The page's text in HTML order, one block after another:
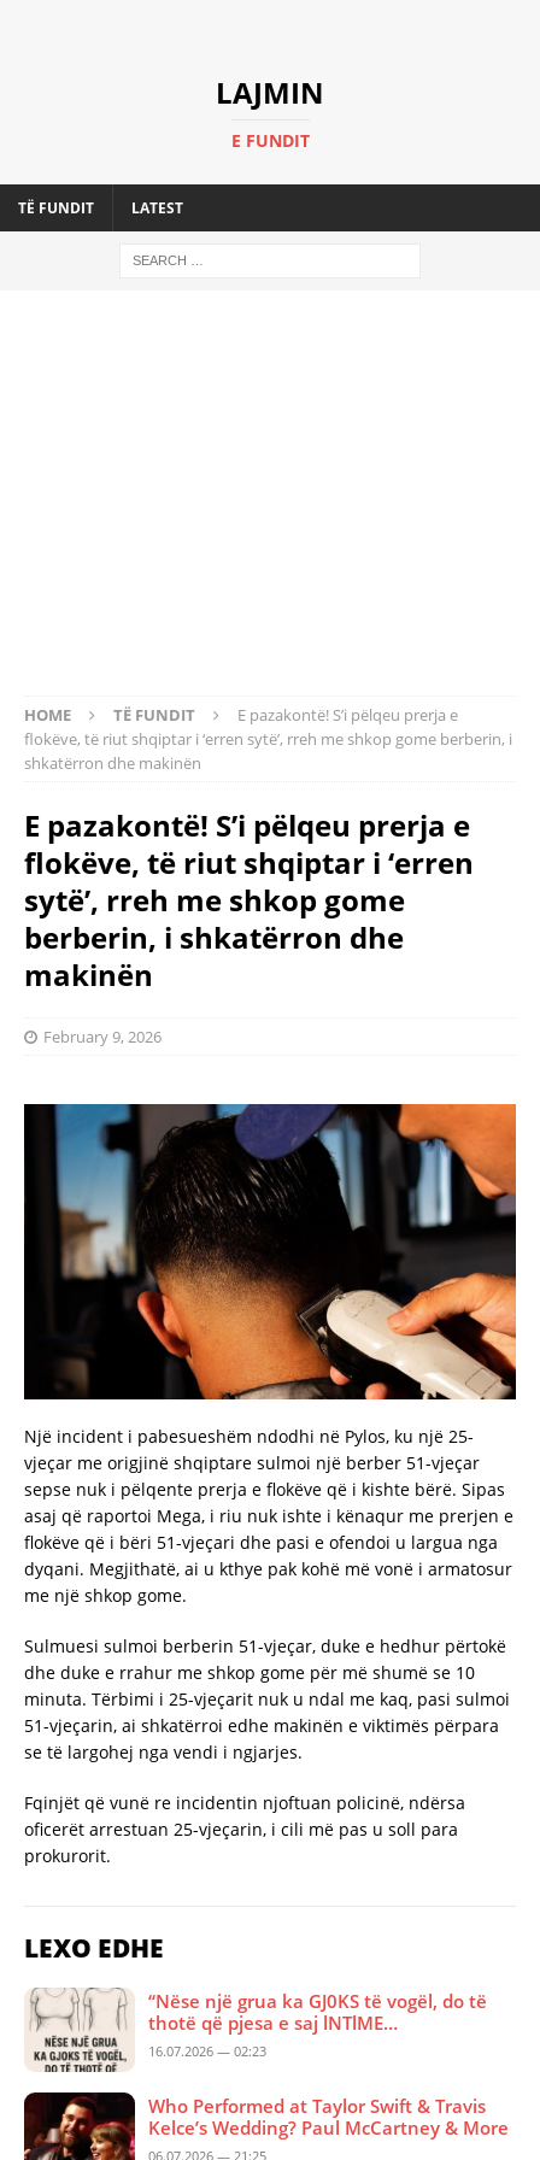
LAJMIN
E FUNDIT
TË FUNDIT LATEST
HOME TË FUNDIT
E pazakontë! S’i pëlqeu prerja e
flokëve, të riut shqiptar i ‘erren sytë’, rreh me shkop gome berberin, i
shkatërron dhe makinën
E pazakontë! S’i pëlqeu prerja e
flokëve, të riut shqiptar i ‘erren
sytë’, rreh me shkop gome
berberin, i shkatërron dhe
makinën
February 9, 2026
Një incident i pabesueshëm ndodhi në Pylos, ku një 25-
vjeçar me origjinë shqiptare sulmoi një berber 51-vjeçar
sepse nuk i pëlqente prerja e flokëve që i kishte bërë. Sipas
asaj që raportoi Mega, i riu nuk ishte i kënaqur me prerjen e
flokëve që i bëri 51-vjeçari dhe pasi e ofendoi u largua nga
dyqani. Megjithatë, ai u kthye pak kohë më vonë i armatosur
me një shkop gome.
Sulmuesi sulmoi berberin 51-vjeçar, duke e hedhur përtokë
dhe duke e rrahur me shkop gome për më shumë se 10
minuta. Tërbimi i 25-vjeçarit nuk u ndal me kaq, pasi sulmoi
51-vjeçarin, ai shkatërroi edhe makinën e viktimës përpara
se të largohej nga vendi i ngjarjes.
Fqinjët që vunë re incidentin njoftuan policinë, ndërsa
oficerët arrestuan 25-vjeçarin, i cili më pas u soll para
prokurorit.
LEXO EDHE
“Nëse një grua ka GJ0KS të vogël, do të
thotë që pjesa e saj lNTlME…
16.07.2026 — 02:23
Who Performed at Taylor Swift & Travis
Kelce’s Wedding? Paul McCartney & More
06.07.2026 — 21:25